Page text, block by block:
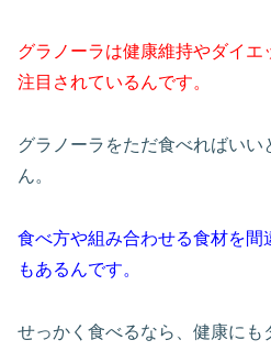
グラノーラは健康維持やダイエ
注目されているんです。
グラノーラをただ食べればい
ん。
食べ方や組み合わせる食材を間
もあるんです。
せっかく食べるなら、健康にも